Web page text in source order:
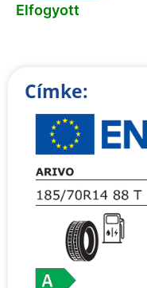
Elfogyott
Címke: